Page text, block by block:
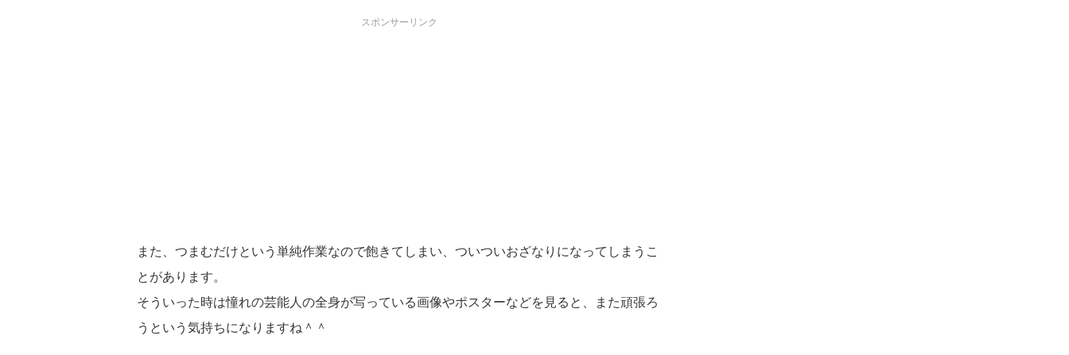
スポンサーリンク
また、つまむだけという単純作業なので飽きてしまい、ついついおざなりになってしまうこ
とがあります。
そういった時は憧れの芸能人の全身が写っている画像やポスターなどを見ると、また頑張ろ
うという気持ちになりますね＾＾